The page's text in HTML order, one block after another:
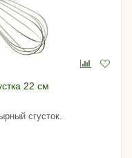
22 см
сгусток.